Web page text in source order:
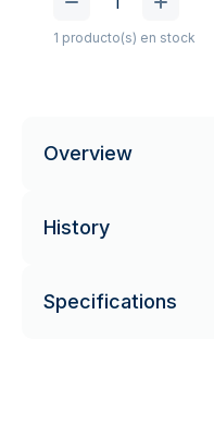
1 producto(s) en stock
Overview
History
Specifications